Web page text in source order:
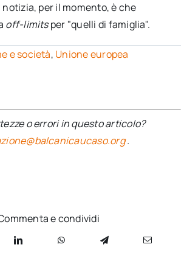
per il momento, è che
off-limitsper "quelli di famiglia".
e società, Unione europea
o errori in questo articolo?
.
e condividi